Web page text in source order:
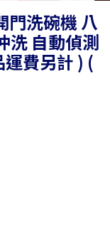
門洗碗機 八
洗 自動偵測
費另計 ) (